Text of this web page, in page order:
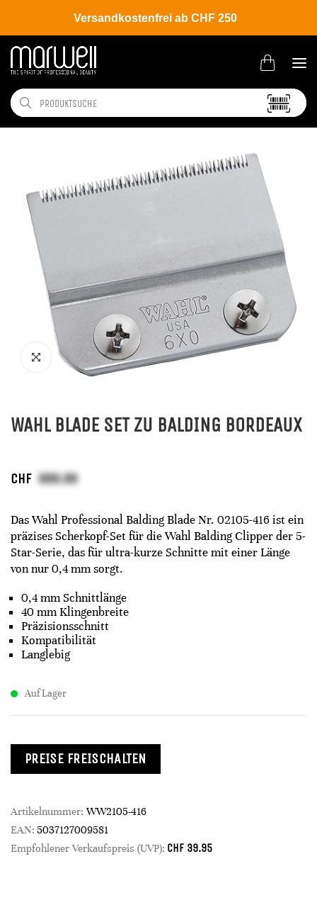
Versandkostenfrei ab CHF 250
Shop Brands Wahl
WAHL BLADE SET ZU BALDING BORDEAUX
CHF
Das Wahl Professional Balding Blade Nr. 02105-416 ist ein
präzises Scherkopf-Set für die Wahl Balding Clipper der 5-
Star-Serie, das für ultra-kurze Schnitte mit einer Länge
von nur 0,4 mm sorgt.
0,4 mm Schnittlänge
40 mm Klingenbreite
Präzisionsschnitt
Kompatibilität
Langlebig
Auf Lager
PREISE FREISCHALTEN
Artikelnummer: WW2105-416
EAN: 5037127009581
Empfohlener Verkaufspreis (UVP): CHF 39.95